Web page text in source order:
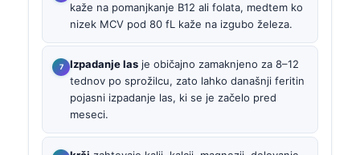
kaže na pomanjkanje B12 ali folata, medtem ko
nizek MCV pod 80 fL kaže na izgubo železa.
Izpadanje las je običajno zamaknjeno za 8–12
tednov po sprožilcu, zato lahko današnji feritin
pojasni izpadanje las, ki se je začelo pred
meseci.